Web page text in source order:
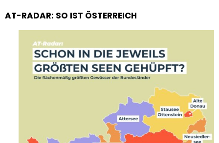
AT-RADAR: SO IST ÖSTERREICH